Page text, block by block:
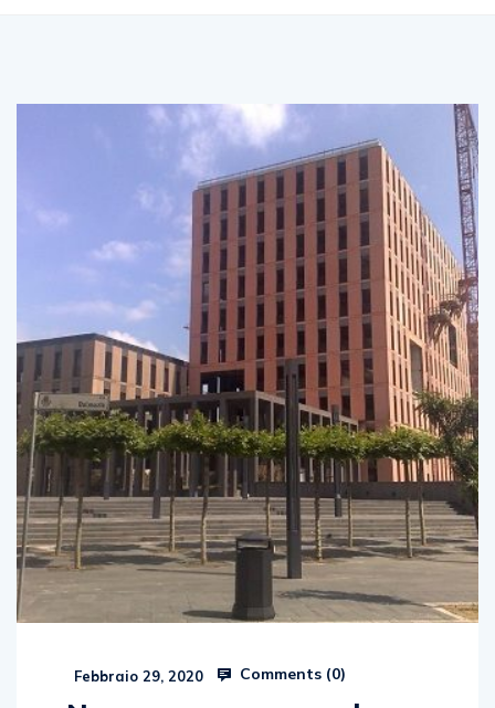
Nessun compenso al